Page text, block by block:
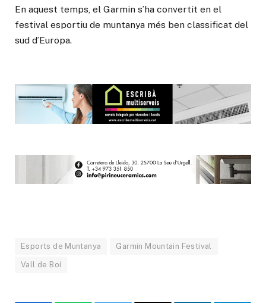
En aquest temps, el Garmin s’ha convertit en el
festival esportiu de muntanya més ben classificat del
sud d’Europa.
Esports de Muntanya Garmin Mountain Festival
Vall de Boí